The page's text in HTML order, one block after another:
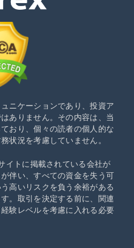
ニケーションであり、投資ア
ありません。その内容は、当
おり、個々の読者の個人的な
状況を考慮していません。
イトに掲載されている会社が
伴い、すべての資金を失う可
高いリスクを負う余裕がある
。取引を決定する前に、関連
験レベルを考慮に入れる必要